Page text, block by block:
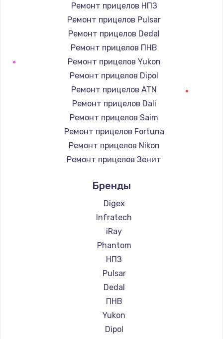
Ремонт прицелов НПЗ
Ремонт прицелов Pulsar
Ремонт прицелов Dedal
Ремонт прицелов ПНВ
Ремонт прицелов Yukon
Ремонт прицелов Dipol
Ремонт прицелов ATN
Ремонт прицелов Dali
Ремонт прицелов Saim
Ремонт прицелов Fortuna
Ремонт прицелов Nikon
Ремонт прицелов Зенит
Ремонт прицелов Artelv
Ремонт прицелов Hakko
Ремонт прицелов HALES
Ремонт прицелов Leica
Ремонт прицелов Vector Optics
Ремонт прицелов Carl Zeiss
Ремонт прицелов Zeiss
Ремонт прицелов AGM Global Vision
Ремонт прицелов Pilad
Ремонт прицелов Arkon
Ремонт прицелов ANYSMART
Бренды
Digex
Infratech
iRay
Phantom
НПЗ
Pulsar
Dedal
ПНВ
Yukon
Dipol